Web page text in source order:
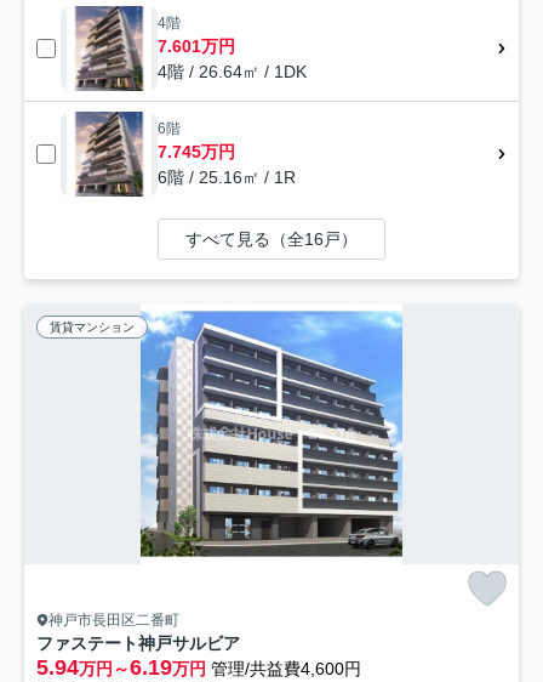
4階
7.601万円
4階 / 26.64㎡ / 1DK
6階
7.745万円
6階 / 25.16㎡ / 1R
すべて見る（全16戸）
賃貸マンション
神戸市長田区二番町
ファステート神戸サルビア
5.94万円～6.19万円 管理/共益費4,600円